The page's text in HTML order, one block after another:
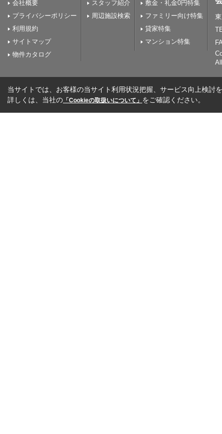
会社概要
プライバシーポリシー
利用規約
サイトマップ
物件カタログ
スタッフ紹介
周辺施設検索
敷金・礼金0円特集
ファミリー向け特集
貸家特集
マンション特集
当サイトでは、お客様の当サイト利用状況把握、サービス向上検討
詳しくは、当社の 「Cookieの取扱いについて」 をご確認ください。